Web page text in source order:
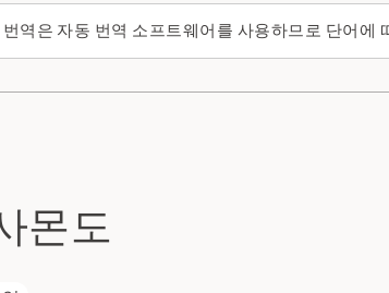
번역은 자동 번역 소프트웨어를 사용하므로 단어에
몬도